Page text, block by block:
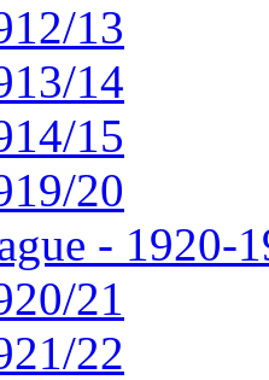
13
14
15
20
- 1920-
21
22